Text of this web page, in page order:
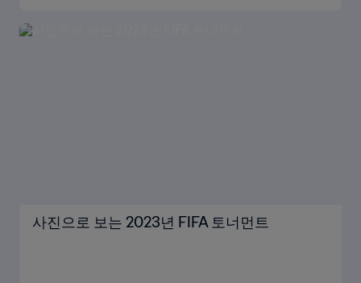
사진으로 보는 2023년 FIFA 토너먼트